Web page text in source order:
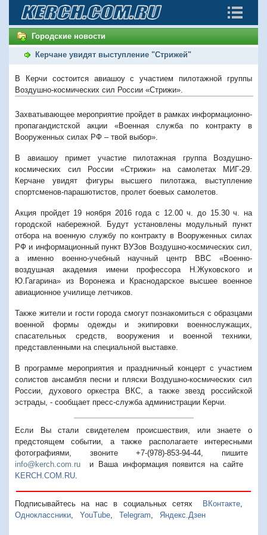
Городские новости
Керчане увидят выступление "Стрижей"
В Керчи состоится авиашоу с участием пилотажной группы
Воздушно-космических сил России «Стрижи».
Захватывающее мероприятие пройдет в рамках информационно-
пропагандистской акции «Военная служба по контракту в
Вооруженных силах РФ – твой выбор».
В авиашоу примет участие пилотажная группа Воздушно-
космических сил России «Стрижи» на самолетах МИГ-29.
Керчане увидят фигуры высшего пилотажа, выступление
спортсменов-парашютистов, пролет боевых самолетов.
Акция пройдет 19 ноября 2016 года с 12.00 ч. до 15.30 ч. на
городской набережной. Будут установлены модульный пункт
отбора на военную службу по контракту в Вооруженных силах
РФ и информационный пункт ВУЗов Воздушно-космических сил,
а именно военно-учебный научный центр ВВС «Военно-
воздушная академия имени профессора Н.Жуковского и
Ю.Гагарина» из Воронежа и Краснодарское высшее военное
авиационное училище летчиков.
Также жители и гости города смогут познакомиться с образцами
военной формы одежды и экипировки военнослужащих,
спасательных средств, вооружения и военной техники,
представленными на специальной выставке.
В программе мероприятия и праздничный концерт с участием
солистов ансамбля песни и пляски Воздушно-космических сил
России, духового оркестра ВКС, а также звезд российской
эстрады, - сообщает пресс-служба администрации Керчи.
Если Вы стали свидетелем происшествия, или знаете о
предстоящем событии, а также располагаете интересными
фотографиями, звоните +7-(978)-853-94-44, пишите
info@kerch.com.ru и Ваша информация появится на сайте
KERCH.COM.RU
Подписывайтесь на нас в социальных сетях ВКонтакте,
Одноклассники
YouTube Telegram Яндекс.Дзен